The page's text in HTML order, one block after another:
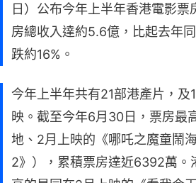
日）公布今年上半年香港電影票
房總收入達約5.6億，比起去年
跌約16%。
今年上半年共有21部港產片，及
映。截至今年6月30日，票房最
地、2月上映的《哪吒之魔童鬧
2》），累積票房達近6392萬。